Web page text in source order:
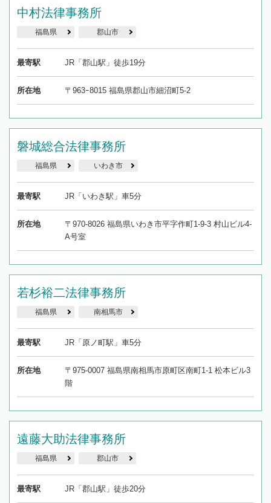
中村法律事務所
福島県 郡山市
最寄駅 JR「郡山駅」徒歩19分
所在地 〒963ｰ8015 福島県郡山市細沼町5-2
磐城総合法律事務所
福島県 いわき市
最寄駅 JR「いわき駅」車5分
所在地
〒970-8026 福島県いわき市平字作町1-9-3 村山ビル4-
A号室
若杉裕二法律事務所
福島県 南相馬市
最寄駅 JR「原ノ町駅」車5分
所在地
〒975-0007 福島県南相馬市原町区南町1-1 松本ビル3
階
遠藤大助法律事務所
福島県 郡山市
最寄駅 JR「郡山駅」徒歩20分